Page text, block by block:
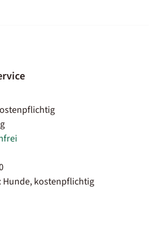
Hunde, kostenpflichtig